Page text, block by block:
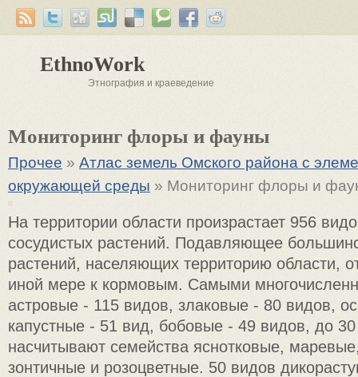
EthnoWork
Этнография и краеведение
Мониторинг флоры и фауны
Прочее » Атлас земель Омского района с
окружающей среды » Мониторинг флоры и
На территории области произрастает 956
сосудистых растений. Подавляющее
растений, населяющих территорию области,
иной мере к кормовым. Самыми
астровые - 115 видов, злаковые - 80 видов,
капустные - 51 вид, бобовые - 49 видов, до
насчитывают семейства яснотковые,
зонтичные и розоцветные. 50 видов